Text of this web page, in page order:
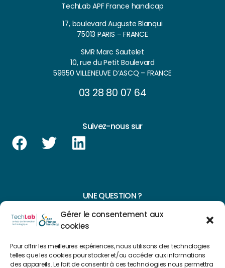
Gérer le consentement aux
cookies
Pour offrir les meilleures expériences, nous utilisons des technologies
telles que les cookies pour stocker et/ou accéder aux informations
des appareils. Le fait de consentir à ces technologies nous permettra
TechLab APF France handicap
17, boulevard Auguste Blanqui
75013 PARIS – FRANCE
SMR Marc Sautelet
10, rue du Petit Boulevard
59650 VILLENEUVE D’ASCQ – FRANCE
03 28 80 07 64
Suivez-nous sur
UNE QUESTION ?
CONTACTEZ-NOUS
NAVIGUER SUR NOTRE SITE
Plan du site